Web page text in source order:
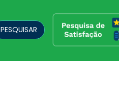
PESQUISAR